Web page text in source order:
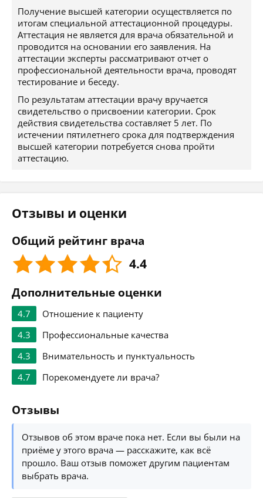
Получение высшей категории осуществляется по
итогам специальной аттестационной процедуры.
Аттестация не является для врача обязательной и
проводится на основании его заявления. На
аттестации эксперты рассматривают отчет о
профессиональной деятельности врача, проводят
тестирование и беседу.
По результатам аттестации врачу вручается
свидетельство о присвоении категории. Срок
действия свидетельства составляет 5 лет. По
истечении пятилетнего срока для подтверждения
высшей категории потребуется снова пройти
аттестацию.
Отзывы и оценки
Общий рейтинг врача
4.4
Дополнительные оценки
4.7
Отношение к пациенту
4.3
Профессиональные качества
4.3
Внимательность и пунктуальность
4.7
Порекомендуете ли врача?
Отзывы
Отзывов об этом враче пока нет. Если вы были на
приёме у этого врача — расскажите, как всё
прошло. Ваш отзыв поможет другим пациентам
выбрать врача.